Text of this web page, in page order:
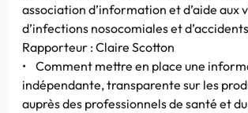
association d’information et d’aide aux
d’infections nosocomiales et
Rapporteur : Claire Scotton
• Comment mettre en place une
indépendante, transparente sur les
auprès des professionnels de santé et